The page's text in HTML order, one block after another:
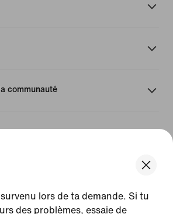
lors de ta demande. Si tu
des problèmes, essaie de
communauté
de vente